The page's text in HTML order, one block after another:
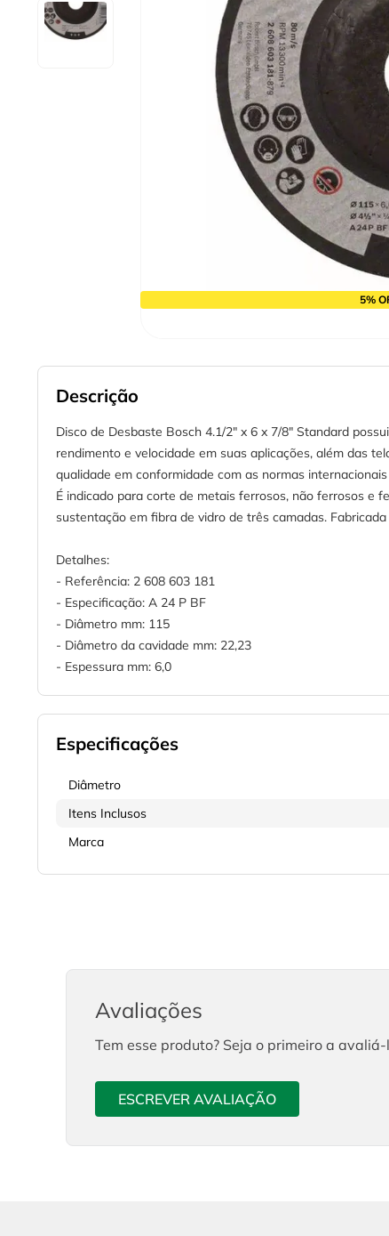
5%
Descrição
Disco de Desbaste Bosch 4.1/2" x 6 x 7/8" Standard
rendimento e velocidade em suas aplicações, além das
qualidade em conformidade com as normas
É indicado para corte de metais ferrosos, não ferrosos e
sustentação em fibra de vidro de três camadas.
Detalhes:
- Referência: 2 608 603 181
- Especificação: A 24 P BF
- Diâmetro mm: 115
- Diâmetro da cavidade mm: 22,23
- Espessura mm: 6,0
Especificações
Diâmetro
Itens Inclusos
Marca
Avaliações
Tem esse produto? Seja o primeiro a avaliá-
ESCREVER AVALIAÇÃO
serra copo